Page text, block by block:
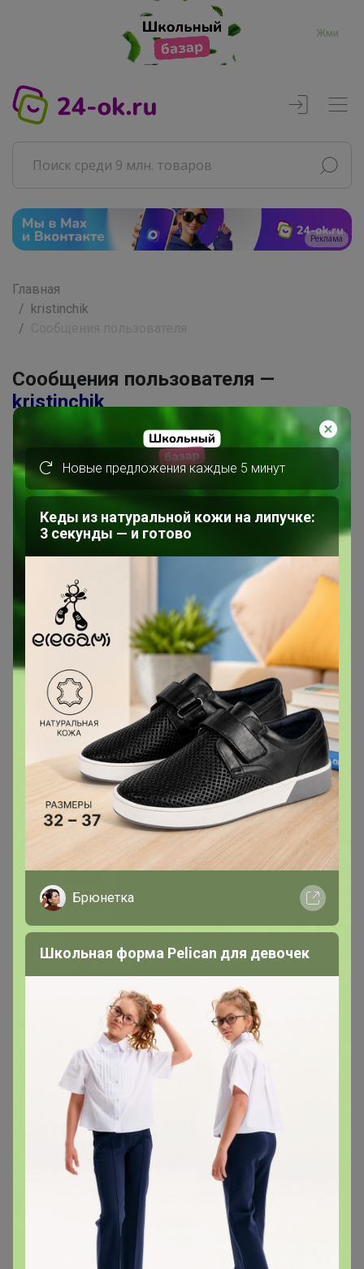
Жми
Реклама
Главная
kristinchik
Сообщения пользователя —
kristinchik
3 4 5
Показаны записи1-10 из179.
kristinchik
В теме "Norveg - льняная и шелковая одежда, море
новинок!"
29 июля, 2026 22:27
Леныра, добрый вечер. Оплатила через альфа пей,
сумма списалась, а в системе 24ок висит
задолженность
kristinchik
Магистр
В теме "iHerb - витамины, добавки для здоровья,
товары для красоты! Ежедневные Скидки до -70% "
8 апреля, 2026 16:37
, теперь получилось оплатить
Новые предложения каждые 5 минут
Кеды из натуральной кожи на липучке:
3 секунды — и готово
Брюнетка
Школьная форма Pelican для девочек